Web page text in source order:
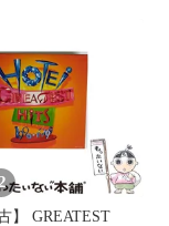
】 GREATEST